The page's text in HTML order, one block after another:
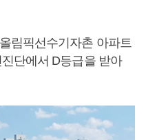
림픽선수기자촌 아파트
단에서 D등급을 받아